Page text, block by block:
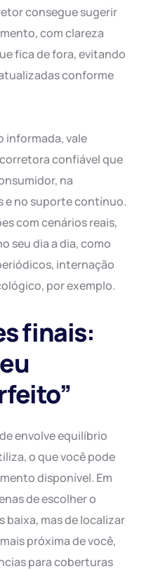
consegue sugerir
com clareza
fica de fora, evitando
conforme
informada, vale
confiável que
na
e no suporte contínuo.
com cenários reais,
seu dia a dia, como
internação
por exemplo.
finais:
envolve equilíbrio
o que você pode
disponível. Em
de escolher o
baixa, mas de localizar
próxima de você,
para coberturas